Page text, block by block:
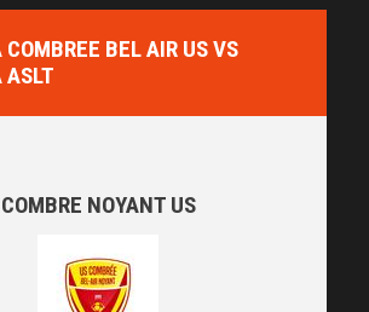
COMBREE BEL AIR US VS
ASLT
COMBRE NOYANT US